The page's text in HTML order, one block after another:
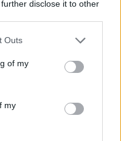
disclose it to other
Outs
of my
my
parkovací automaty.
i za předcházení